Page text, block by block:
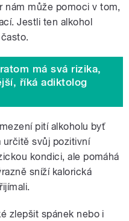
nám může pomoci v tom,
Jestli ten alkohol
má svá rizika,
říká adiktolog
pití alkoholu byť
určitě svůj pozitivní
kondici, ale pomáhá
sníží kalorická
zlepšit spánek nebo i